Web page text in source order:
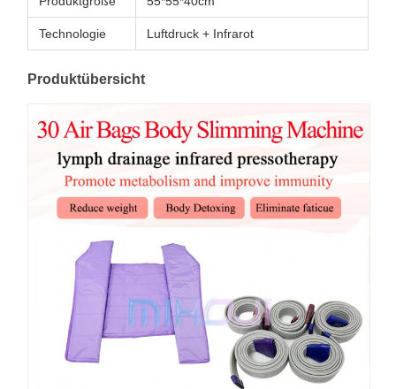
Technologie Luftdruck + Infrarot
Produktübersicht